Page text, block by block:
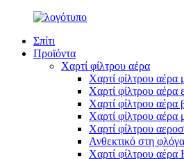
Σπίτι
Προϊόντα
Χαρτί φίλτρου αέρα
Χαρτί φίλτρου αέρα
Χαρτί φίλτρου αέρα
Χαρτί φίλτρου αέρα
Χαρτί φίλτρου αέρα
Χαρτί φίλτρου
Ανθεκτικό στη
Χαρτί φίλτρου αέρα